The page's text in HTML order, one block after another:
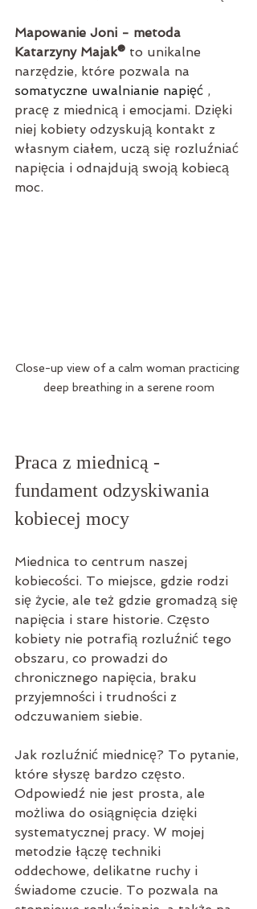
Mapowanie Joni - metoda
Katarzyny Majak® to unikalne
narzędzie, które pozwala na
somatyczne uwalnianie napięć ,
pracę z miednicą i emocjami. Dzięki
niej kobiety odzyskują kontakt z
własnym ciałem, uczą się rozluźniać
napięcia i odnajdują swoją kobiecą
moc.
Close-up view of a calm woman practicing
deep breathing in a serene room
Praca z miednicą -
fundament odzyskiwania
kobiecej mocy
Miednica to centrum naszej
kobiecości. To miejsce, gdzie rodzi
się życie, ale też gdzie gromadzą się
napięcia i stare historie. Często
kobiety nie potrafią rozluźnić tego
obszaru, co prowadzi do
chronicznego napięcia, braku
przyjemności i trudności z
odczuwaniem siebie.
Jak rozluźnić miednicę? To pytanie,
które słyszę bardzo często.
Odpowiedź nie jest prosta, ale
możliwa do osiągnięcia dzięki
systematycznej pracy. W mojej
metodzie łączę techniki
oddechowe, delikatne ruchy i
świadome czucie. To pozwala na